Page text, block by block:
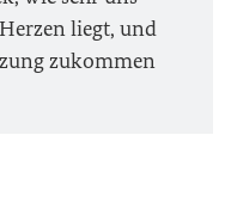
liegt, und
zukommen